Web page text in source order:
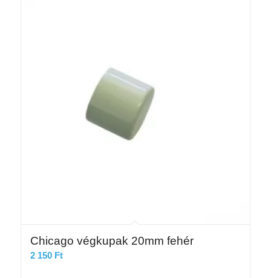
Chicago végkupak 20mm fehér
2 150 Ft